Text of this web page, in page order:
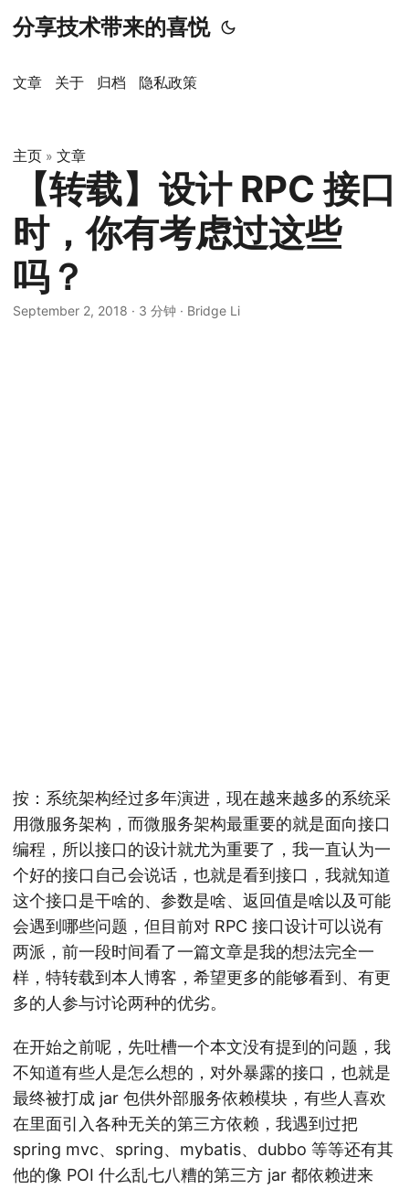
分享技术带来的喜悦
文章 关于 归档 隐私政策
主页 » 文章
【转载】设计 RPC 接口
时，你有考虑过这些
吗？
September 2, 2018 · 3 分钟 · Bridge Li
按：系统架构经过多年演进，现在越来越多的系统采
用微服务架构，而微服务架构最重要的就是面向接口
编程，所以接口的设计就尤为重要了，我一直认为一
个好的接口自己会说话，也就是看到接口，我就知道
这个接口是干啥的、参数是啥、返回值是啥以及可能
会遇到哪些问题，但目前对 RPC 接口设计可以说有
两派，前一段时间看了一篇文章是我的想法完全一
样，特转载到本人博客，希望更多的能够看到、有更
多的人参与讨论两种的优劣。
在开始之前呢，先吐槽一个本文没有提到的问题，我
不知道有些人是怎么想的，对外暴露的接口，也就是
最终被打成 jar 包供外部服务依赖模块，有些人喜欢
在里面引入各种无关的第三方依赖，我遇到过把
spring mvc、spring、mybatis、dubbo 等等还有其
他的像 POI 什么乱七八糟的第三方 jar 都依赖进来